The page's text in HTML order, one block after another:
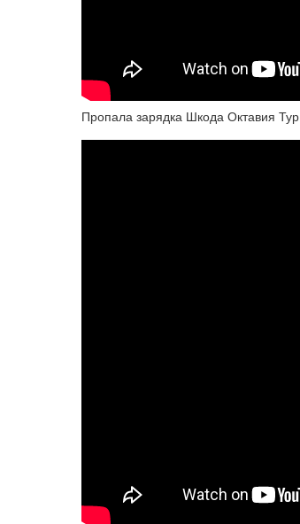
Пропала зарядка Шкода Октавия Тур